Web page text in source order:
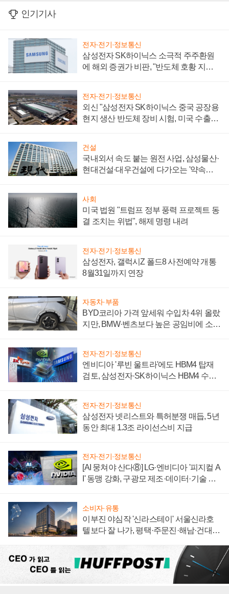
인기기사
전자·전기·정보통신
삼성전자 SK하이닉스 소극적 주주환원
에 해외 증권가 비판, "반도체 호황 지속
전자·전기·정보통신
외신 "삼성전자 SK하이닉스 중국 공장용
현지 생산 반도체 장비 시험, 미국 수출통
건설
국내외서 속도 붙는 원전 사업, 삼성물산·
현대건설·대우건설에 다가오는 '약속의
사회
미국 법원 "트럼프 정부 풍력 프로젝트 동
결 조치는 위법", 해제 명령 내려
전자·전기·정보통신
삼성전자, 갤럭시Z 폴드8 사전예약 개통
8월31일까지 연장
자동차·부품
BYD코리아 가격 앞세워 수입차 4위 올랐
지만, BMW·벤츠보다 높은 공임비에 소비
전자·전기·정보통신
엔비디아 '루빈 울트라'에도 HBM4 탑재
검토, 삼성전자·SK하이닉스 HBM4 수율
전자·전기·정보통신
삼성전자 넷리스트와 특허분쟁 매듭, 5년
동안 최대 1.3조 라이선스비 지급
전자·전기·정보통신
[AI 뭉쳐야 산다⑧] LG·엔비디아 '피지컬 A
I' 동맹 강화, 구광모 제조·데이터·기술 결
소비자·유통
이부진 야심작 '신라스테이' 서울신라호
텔보다 잘 나가, 평택·주문진·해남·건대로